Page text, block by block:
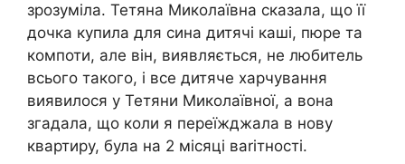
зрозуміла. Тетяна Миколаївна сказала, що її
дочка купила для сина дитячі каші, пюре та
компоти, але він, виявляється, не любитель
всього такого, і все дитяче харчування
виявилося у Тетяни Миколаївної, а вона
згадала, що коли я переїжджала в нову
квартиру, була на 2 місяці ваrітності.